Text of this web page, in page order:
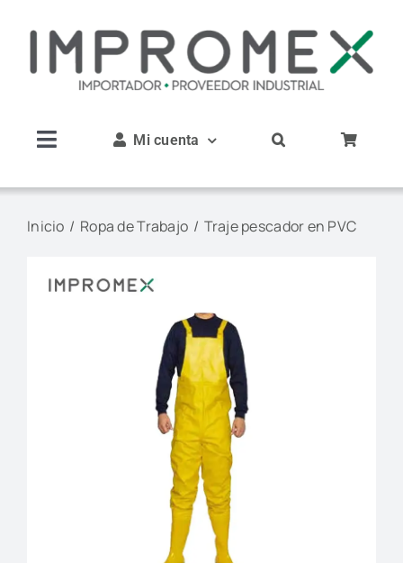
Toggle
Mi cuenta
Inicio Ropa de Trabajo Traje pescador en PVC